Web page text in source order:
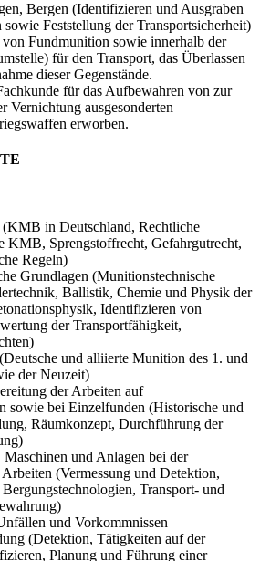
Bergen (Identifizieren und Ausgraben
Feststellung der Transportsicherheit)
Fundmunition sowie innerhalb der
für den Transport, das Überlassen
dieser Gegenstände.
für das Aufbewahren von zur
Vernichtung ausgesonderten
erworben.
(KMB in Deutschland, Rechtliche
KMB, Sprengstoffrecht, Gefahrgutrecht,
Regeln)
Grundlagen (Munitionstechnische
Ballistik, Chemie und Physik der
Identifizieren von
der Transportfähigkeit,
und alliierte Munition des 1. und
der Neuzeit)
der Arbeiten auf
sowie bei Einzelfunden (Historische und
Räumkonzept, Durchführung der
Maschinen und Anlagen bei der
(Vermessung und Detektion,
Transport- und
und Vorkommnissen
(Detektion, Tätigkeiten auf der
Planung und Führung einer